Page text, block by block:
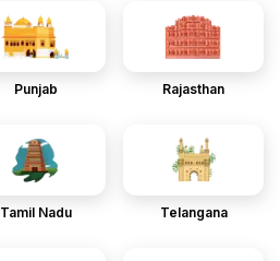
Punjab Rajasthan
Tamil Nadu Telangana